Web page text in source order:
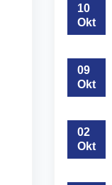
10
Okt
09
Okt
02
Okt